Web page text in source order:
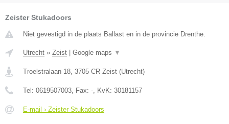
Zeister Stukadoors
Niet gevestigd in de plaats Ballast en in de provincie Drenthe.
Utrecht » Zeist Google maps ▼
Troelstralaan 18, 3705 CR Zeist (Utrecht)
Tel: 0619507003, Fax: -, KvK: 30181157
E-mail › Zeister Stukadoors